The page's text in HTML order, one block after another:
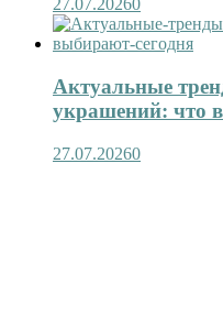
27.07.20260
Актуальные
украшений: что
27.07.20260